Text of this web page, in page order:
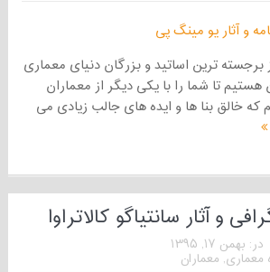
برجسته ترین اساتید و بزرگان دنیای معماری
تا شما را با یکی دیگر از معماران
که خالق بنا ها و ایده های جالب زیادی می
و آثار سانتیاگو کالاتراوا
در: بهمن ۱۷, ۱۳۹۵
معماری, معماران